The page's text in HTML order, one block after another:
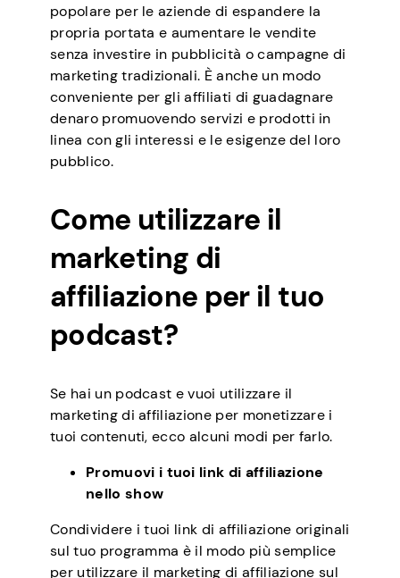
popolare per le aziende di espandere la
propria portata e aumentare le vendite
senza investire in pubblicità o campagne di
marketing tradizionali. È anche un modo
conveniente per gli affiliati di guadagnare
denaro promuovendo servizi e prodotti in
linea con gli interessi e le esigenze del loro
pubblico.
Come utilizzare il
marketing di
affiliazione per il tuo
podcast?
Se hai un podcast e vuoi utilizzare il
marketing di affiliazione per monetizzare i
tuoi contenuti, ecco alcuni modi per farlo.
Promuovi i tuoi link di affiliazione
nello show
Condividere i tuoi link di affiliazione originali
sul tuo programma è il modo più semplice
per utilizzare il marketing di affiliazione sul